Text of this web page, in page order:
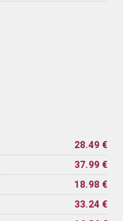
28.49 €
37.99 €
18.98 €
33.24 €